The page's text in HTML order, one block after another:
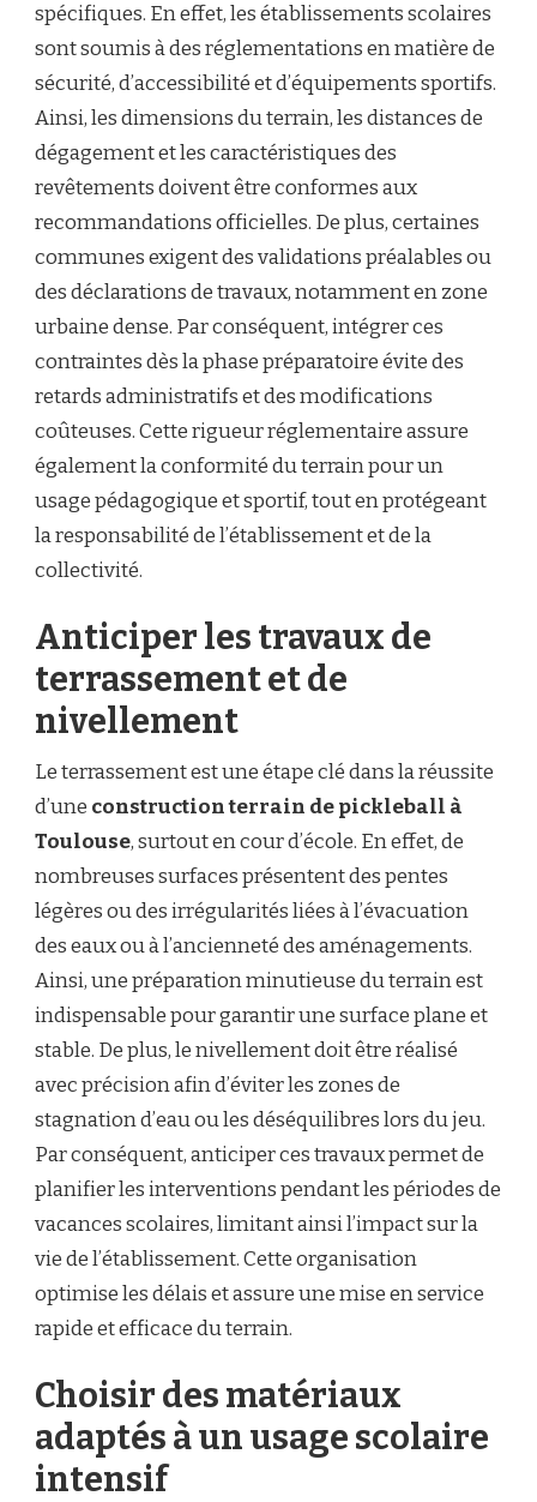
spécifiques. En effet, les établissements scolaires
sont soumis à des réglementations en matière de
sécurité, d’accessibilité et d’équipements sportifs.
Ainsi, les dimensions du terrain, les distances de
dégagement et les caractéristiques des
revêtements doivent être conformes aux
recommandations officielles. De plus, certaines
communes exigent des validations préalables ou
des déclarations de travaux, notamment en zone
urbaine dense. Par conséquent, intégrer ces
contraintes dès la phase préparatoire évite des
retards administratifs et des modifications
coûteuses. Cette rigueur réglementaire assure
également la conformité du terrain pour un
usage pédagogique et sportif, tout en protégeant
la responsabilité de l’établissement et de la
collectivité.
Anticiper les travaux de
terrassement et de
nivellement
Le terrassement est une étape clé dans la réussite
d’une construction terrain de pickleball à
Toulouse, surtout en cour d’école. En effet, de
nombreuses surfaces présentent des pentes
légères ou des irrégularités liées à l’évacuation
des eaux ou à l’ancienneté des aménagements.
Ainsi, une préparation minutieuse du terrain est
indispensable pour garantir une surface plane et
stable. De plus, le nivellement doit être réalisé
avec précision afin d’éviter les zones de
stagnation d’eau ou les déséquilibres lors du jeu.
Par conséquent, anticiper ces travaux permet de
planifier les interventions pendant les périodes de
vacances scolaires, limitant ainsi l’impact sur la
vie de l’établissement. Cette organisation
optimise les délais et assure une mise en service
rapide et efficace du terrain.
Choisir des matériaux
adaptés à un usage scolaire
intensif